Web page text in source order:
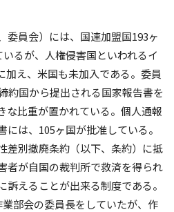
委員会）には、国連加盟国193ヶ
るが、人権侵害国といわれるイ
加え、米国も未加入である。委員
約国から提出される国家報告書を
な比重が置かれている。個人通報
は、105ヶ国が批准している。
差別撤廃条約（以下、条約）に抵
者が自国の裁判所で救済を得られ
えることが出来る制度である。
部会の委員長をしていたが、作